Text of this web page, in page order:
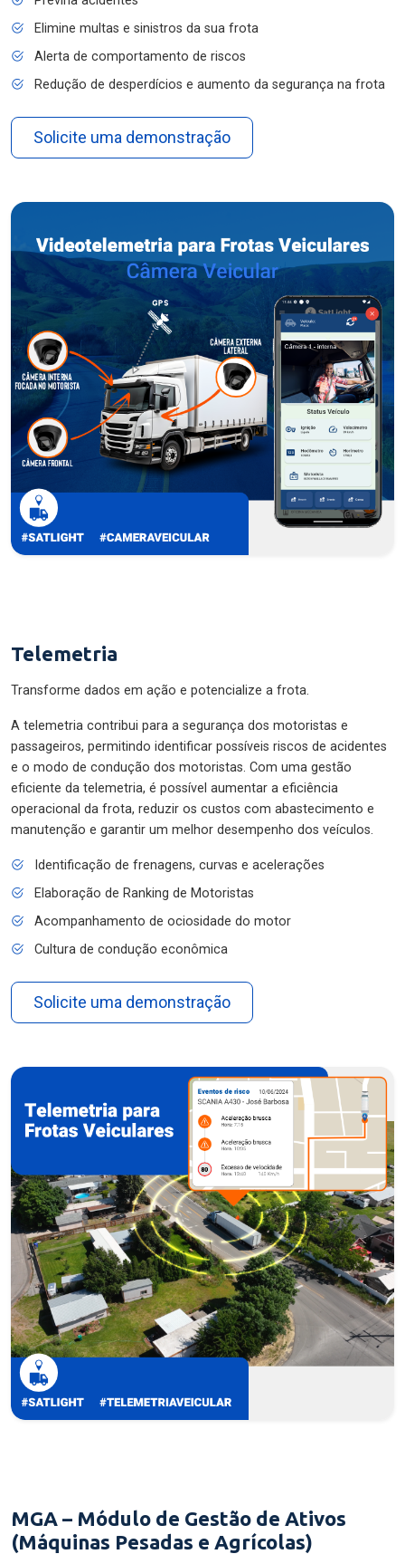
Elimine multas e sinistros da sua frota
Alerta de comportamento de riscos
Redução de desperdícios e aumento da segurança na frota
Solicite uma demonstração
Telemetria
Transforme dados em ação e potencialize a frota.
A telemetria contribui para a segurança dos motoristas e
passageiros, permitindo identificar possíveis riscos de acidentes
e o modo de condução dos motoristas. Com uma gestão
eficiente da telemetria, é possível aumentar a eficiência
operacional da frota, reduzir os custos com abastecimento e
manutenção e garantir um melhor desempenho dos veículos.
Identificação de frenagens, curvas e acelerações
Elaboração de Ranking de Motoristas
Acompanhamento de ociosidade do motor
Cultura de condução econômica
Solicite uma demonstração
MGA – Módulo de Gestão de Ativos
(Máquinas Pesadas e Agrícolas)